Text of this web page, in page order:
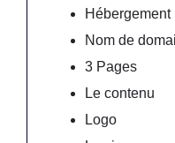
Hébergement
Nom de
3 Pages
Le contenu
Logo